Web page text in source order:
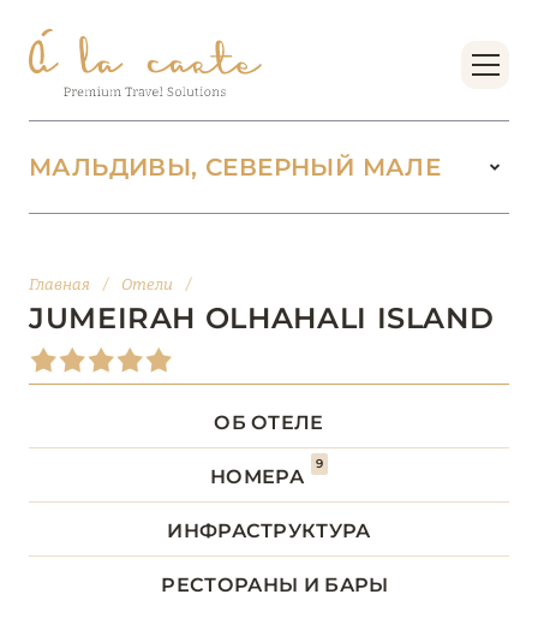
МАЛЬДИВЫ, СЕВЕРНЫЙ МАЛЕ
АДДУ 1
АТОЛЛ РАА
ВААВУ 1
ДХААЛУ
Главная / Отели /
JUMEIRAH OLHAHALI ISLAND
ОБ ОТЕЛЕ
НОМЕРА
9
ИНФРАСТРУКТУРА
РЕСТОРАНЫ И БАРЫ